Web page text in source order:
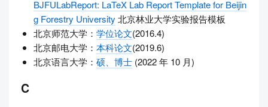
BJFULabReport: LaTeX Lab Report Template for Beijin
g Forestry University 北京林业大学实验报告模板
北京师范大学： 学位论文(2016.4)
北京邮电大学： 本科论文(2019.6)
北京语言大学： 硕、博士 (2022 年 10 月)
C